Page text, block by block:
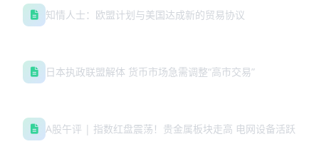
知情人士：欧盟计划与美国达成新的贸易协议
日本执政联盟解体 货币市场急需调整“高市交易”
A股午评 | 指数红盘震荡！贵金属板块走高 电网设备活跃